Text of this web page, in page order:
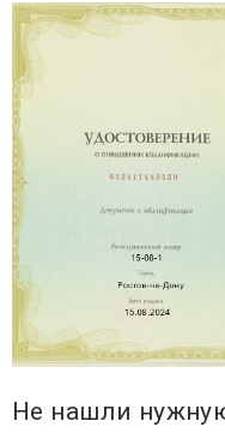
Не нашли